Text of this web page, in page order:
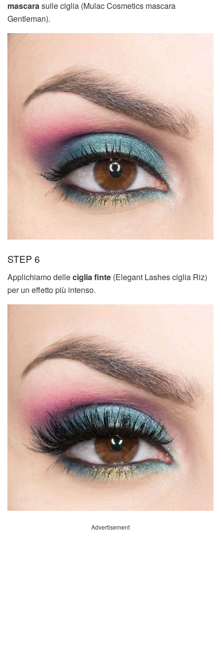
mascarasulle ciglia (Mulac Cosmetics mascara
Gentleman).
STEP 6
Applichiamo delleciglia finte (Elegant Lashes ciglia Riz)
per un effetto più intenso.
Advertisement